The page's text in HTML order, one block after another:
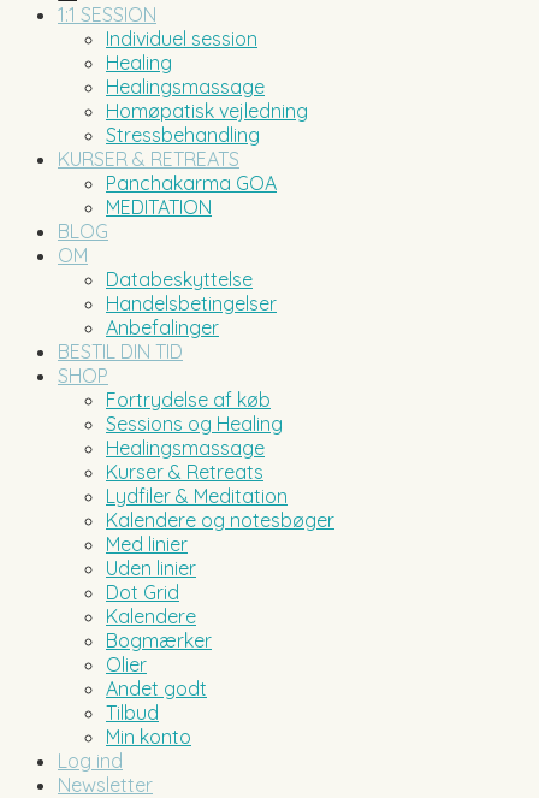
1:1 SESSION
Individuel session
Healing
Healingsmassage
Homøpatisk vejledning
Stressbehandling
KURSER & RETREATS
Panchakarma GOA
MEDITATION
BLOG
OM
Databeskyttelse
Handelsbetingelser
Anbefalinger
BESTIL DIN TID
SHOP
Fortrydelse af køb
Sessions og Healing
Healingsmassage
Kurser & Retreats
Lydfiler & Meditation
Kalendere og notesbøger
Med linier
Uden linier
Dot Grid
Kalendere
Bogmærker
Olier
Andet godt
Tilbud
Min konto
Log ind
Newsletter